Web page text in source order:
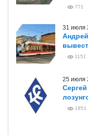
771
31 июля
1151
25 июля
1851